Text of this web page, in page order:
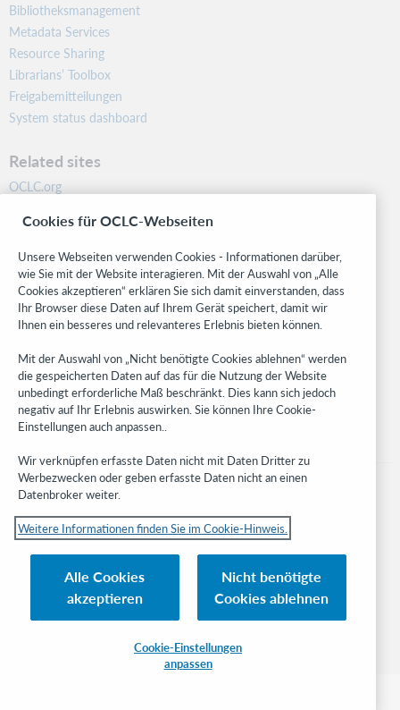
Bibliotheksmanagement
Metadata Services
Resource Sharing
Librarians’ Toolbox
Freigabemitteilungen
System status dashboard
Related sites
OCLC.org
Community
Research
WebJunction
Developer Network
Stay in the know.
Get the latest product updates, research, events, and much more—
right to your inbox.
Subscribe now
© 2023 OCLC
OCLC, Inc. und verbundenen Unternehmen
Cookie-Hinweis Cookie list and settings
Privacy policy
Cookies für OCLC-Webseiten
Unsere Webseiten verwenden Cookies - Informationen darüber,
wie Sie mit der Website interagieren. Mit der Auswahl von „Alle
Cookies akzeptieren“ erklären Sie sich damit einverstanden, dass
Ihr Browser diese Daten auf Ihrem Gerät speichert, damit wir
Ihnen ein besseres und relevanteres Erlebnis bieten können.
Mit der Auswahl von „Nicht benötigte Cookies ablehnen“ werden
die gespeicherten Daten auf das für die Nutzung der Website
unbedingt erforderliche Maß beschränkt. Dies kann sich jedoch
negativ auf Ihr Erlebnis auswirken. Sie können Ihre Cookie-
Einstellungen auch anpassen..
Wir verknüpfen erfasste Daten nicht mit Daten Dritter zu
Werbezwecken oder geben erfasste Daten nicht an einen
Datenbroker weiter.
Weitere Informationen finden Sie im Cookie-Hinweis.
Alle Cookies
akzeptieren
Nicht benötigte
Cookies ablehnen
Cookie-Einstellungen
anpassen